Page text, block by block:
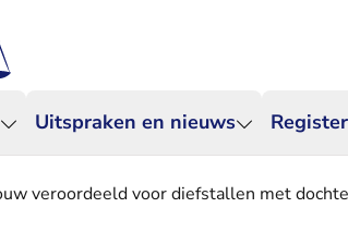
Uitspraken en nieuws
veroordeeld voor diefstallen met